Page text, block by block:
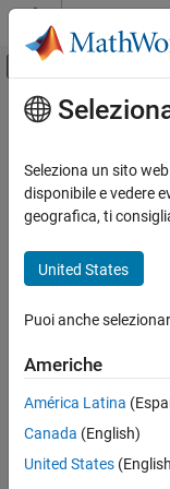
Vai al contenuto
Attiva/
Pagina iniziale della
Statistics and Machine
Probability Distributions
Univariate Discrete
ON THIS PAGE
Background
Examples
See Also
Contenuto
Uniform
Definition
The discrete
where the
ensures that
Background
The discrete
equal weight on
Seleziona un sito
disponibile e vedere
geografica, ti
United States
Puoi anche
Americhe
América Latina
Canada (English)
United States